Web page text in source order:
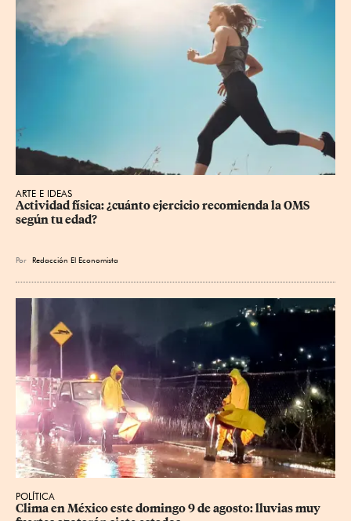
ARTE E IDEAS
Actividad física: ¿cuánto ejercicio recomienda la OMS
según tu edad?
Por Redacción El Economista
POLÍTICA
Clima en México este domingo 9 de agosto: lluvias muy